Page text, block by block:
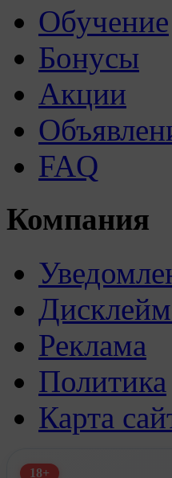
Обучение
Бонусы
Акции
FAQ
Компания
Реклама
Политика
Карта
18+